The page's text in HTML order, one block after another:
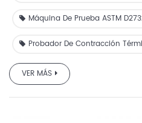
Máquina De Prueba ASTM
Probador De Contracción
VER MÁS